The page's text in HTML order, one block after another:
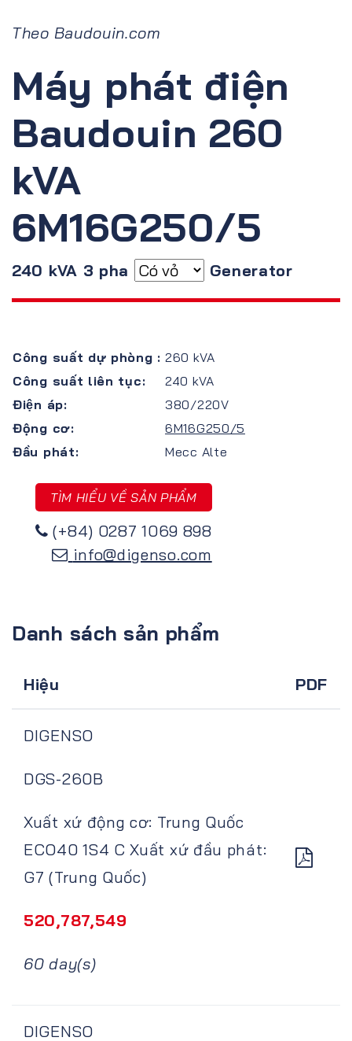
Theo Baudouin.com
Máy phát điện
Baudouin 260
kVA
6M16G250/5
240 kVA 3 pha Generator
Công suất dự phòng : 260 kVA
Công suất liên tục:
240 kVA
Điện áp:
380/220V
Động cơ:
6M16G250/5
Đầu phát:
Mecc Alte
TÌM HIỂU VỀ SẢN PHẨM
(+84) 0287 1069 898
info@digenso.com
Danh sách sản phẩm
Hiệu PDF
DIGENSO
DGS-260B
Xuất xứ động cơ: Trung Quốc
ECO40 1S4 C Xuất xứ đầu phát:
G7 (Trung Quốc)
520,787,549
60 day(s)
DIGENSO